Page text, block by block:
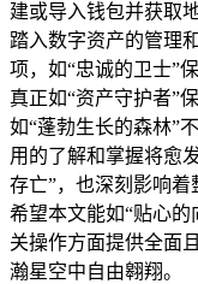
建或导入钱包并获取
踏入数字资产的管理
项，如“忠诚的卫士”
真正如“资产守护者”
如“蓬勃生长的森林”
用的了解和掌握将愈
存亡”，也深刻影响着
希望本文能如“贴心的
关操作方面提供全面
瀚星空中自由翱翔。